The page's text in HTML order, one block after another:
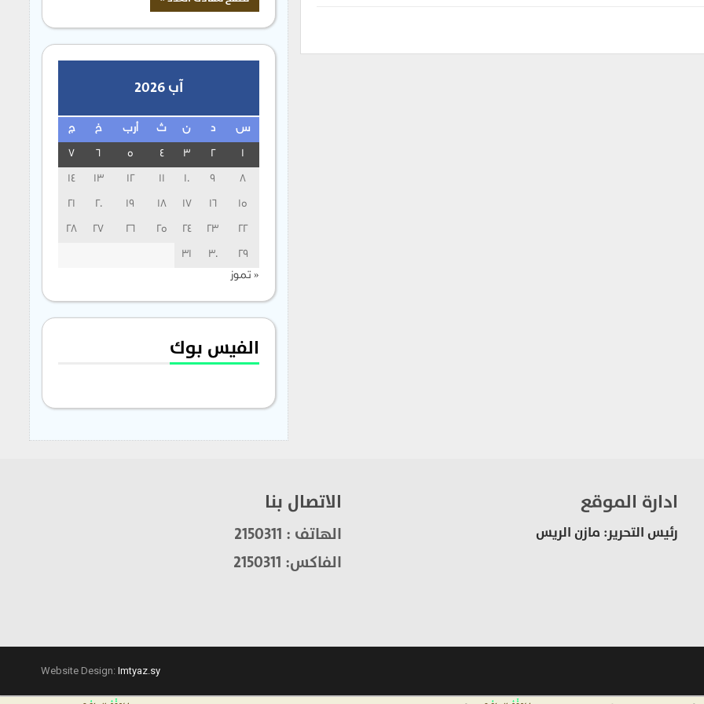
آب 2026
س د ن ث أرب خ ج
1
2
3
4
5
6
7
8
9
10
11
12
13
14
15
16
17
18
19
20
21
22
23
24
25
26
27
28
29
30
31
« تموز
الفيس بوك
ادارة الموقع
رئيس التحرير: مازن الريس
الاتصال بنا
الهاتف : 2150311
الفاكس: 2150311
Website Design: Imtyaz.sy